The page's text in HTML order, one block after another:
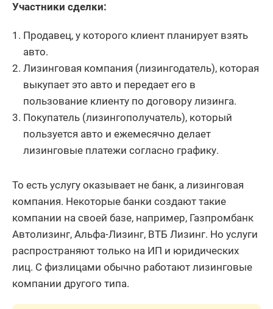
Участники сделки:
Продавец, у которого клиент планирует взять
авто.
Лизинговая компания (лизингодатель), которая
выкупает это авто и передает его в
пользование клиенту по договору лизинга.
Покупатель (лизингополучатель), который
пользуется авто и ежемесячно делает
лизинговые платежи согласно графику.
То есть услугу оказывает не банк, а лизинговая
компания. Некоторые банки создают такие
компании на своей базе, например, Газпромбанк
Автолизинг, Альфа-Лизинг, ВТБ Лизинг. Но услуги
распространяют только на ИП и юридических
лиц. С физлицами обычно работают лизинговые
компании другого типа.